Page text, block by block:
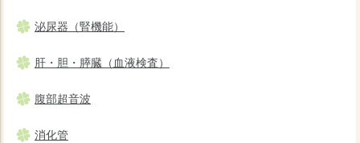
泌尿器（腎機能）
肝・胆・膵臓（血液検査）
腹部超音波
消化管